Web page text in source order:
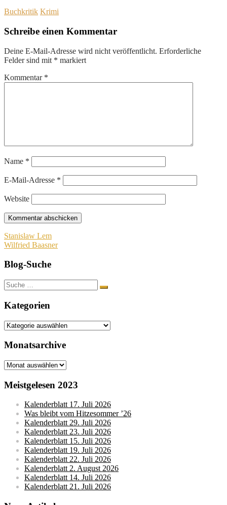
Buchkritik Krimi
Schreibe einen Kommentar
Deine E-Mail-Adresse wird nicht veröffentlicht. Erforderliche
Felder sind mit * markiert
Kommentar *
Name *
E-Mail-Adresse *
Website
Beitragsnavigation
Stanislaw Lem
Wilfried Baasner
Blog-Suche
Suche
nach:
Kategorien
Kategorien
Monatsarchive
Monatsarchive
Meistgelesen 2023
Kalenderblatt 17. Juli 2026
Was bleibt vom Hitzesommer ’26
Kalenderblatt 29. Juli 2026
Kalenderblatt 23. Juli 2026
Kalenderblatt 15. Juli 2026
Kalenderblatt 19. Juli 2026
Kalenderblatt 22. Juli 2026
Kalenderblatt 2. August 2026
Kalenderblatt 14. Juli 2026
Kalenderblatt 21. Juli 2026